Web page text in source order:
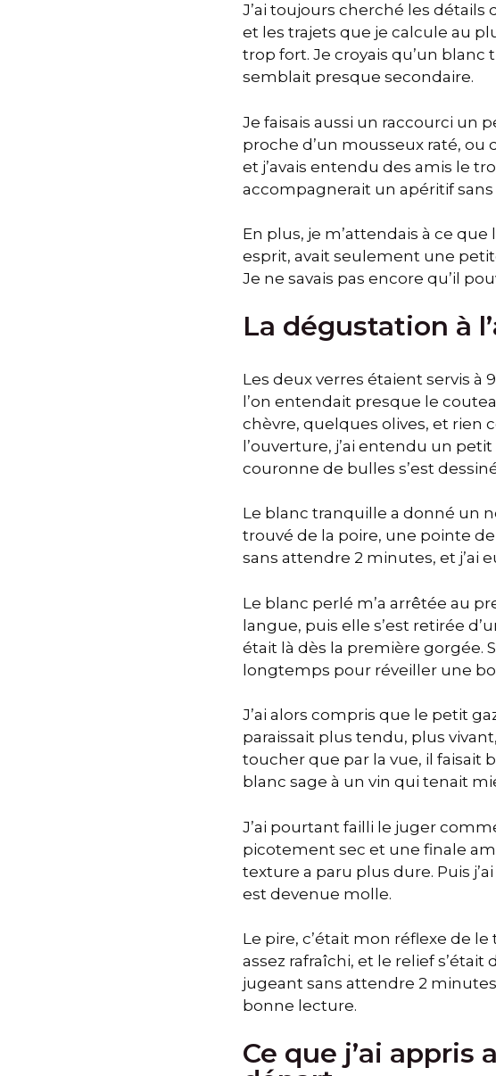
J’ai toujours cherché les
et les trajets que je calcule au
trop fort. Je croyais qu’un
semblait presque secondaire.
Je faisais aussi un raccourci un
proche d’un mousseux raté, ou
et j’avais entendu des amis le
accompagnerait un apéritif sans
En plus, je m’attendais à ce
esprit, avait seulement une
Je ne savais pas encore qu’il
La dégustation à
Les deux verres étaient servis à
l’on entendait presque le
chèvre, quelques olives, et rien
l’ouverture, j’ai entendu un
couronne de bulles s’est
Le blanc tranquille a donné un
trouvé de la poire, une pointe
sans attendre 2 minutes, et j’ai
Le blanc perlé m’a arrêtée au
langue, puis elle s’est retirée
était là dès la première gorgée.
longtemps pour réveiller une
J’ai alors compris que le petit
paraissait plus tendu, plus
toucher que par la vue, il faisait
blanc sage à un vin qui tenait
J’ai pourtant failli le juger
picotement sec et une finale
texture a paru plus dure. Puis
est devenue molle.
Le pire, c’était mon réflexe de
assez rafraîchi, et le relief
jugeant sans attendre 2
bonne lecture.
Ce que j’ai appris